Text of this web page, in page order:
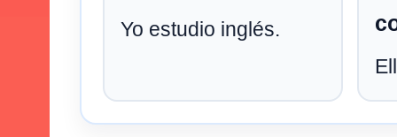
Yo estudio inglés.